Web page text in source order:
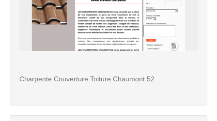
Charpente Couverture Toiture Chaumont 52